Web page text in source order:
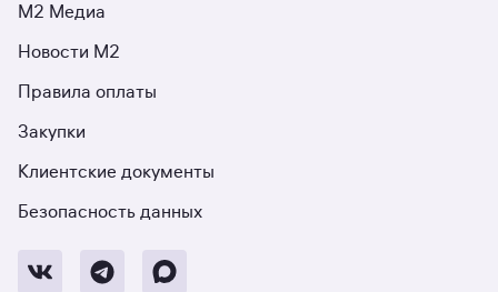
М2 Медиа
Новости М2
Правила оплаты
Закупки
Клиентские документы
Безопасность данных